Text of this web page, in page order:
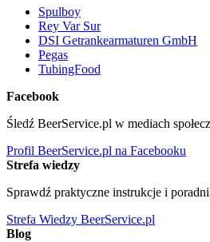
Spulboy
Rey Var Sur
DSI Getrankearmaturen GmbH
Pegas
TubingFood
Facebook
Śledź BeerService.pl w mediach
Profil BeerService.pl na Facebooku
Strefa wiedzy
Sprawdź praktyczne instrukcje i
Strefa Wiedzy BeerService.pl
Blog